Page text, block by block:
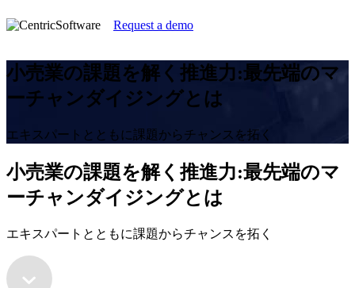
Request a demo
小売業の課題を解く推進力:最先端のマ
ーチャンダイジングとは
エキスパートとともに課題からチャンスを拓く
小売業の課題を解く推進力:最先端のマ
ーチャンダイジングとは
エキスパートとともに課題からチャンスを拓く